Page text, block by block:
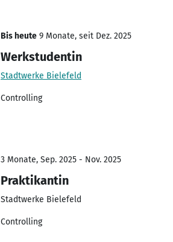
Bis heute 9 Monate, seit Dez. 2025
Werkstudentin
Stadtwerke Bielefeld
Controlling
3 Monate, Sep. 2025 - Nov. 2025
Praktikantin
Stadtwerke Bielefeld
Controlling